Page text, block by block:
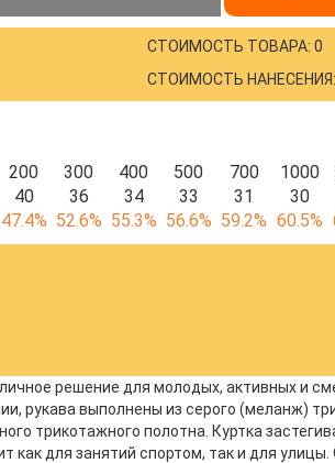
СТОИМОСТЬ ТОВАРА: 0
СТОИМОСТЬ
200 300 400 500 700 1000
40 36 34 33 31 30
47.4% 52.6% 55.3% 56.6% 59.2% 60.5%
решение для молодых, активных и
рукава выполнены из серого (меланж)
трикотажного полотна. Куртка
как для занятий спортом, так и для